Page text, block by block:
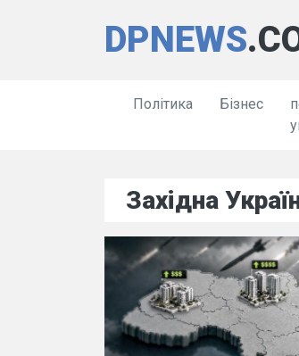
DPNEWS
Політика Бізнес
Західна